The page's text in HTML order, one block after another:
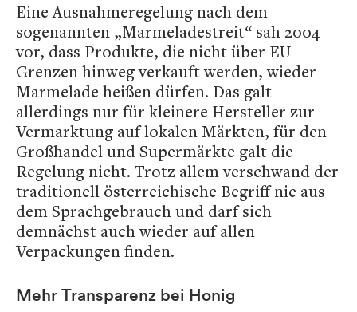
Eine Ausnahmeregelung nach dem
sogenannten „Marmeladestreit“ sah 2004
vor, dass Produkte, die nicht über EU-
Grenzen hinweg verkauft werden, wieder
Marmelade heißen dürfen. Das galt
allerdings nur für kleinere Hersteller zur
Vermarktung auf lokalen Märkten, für den
Großhandel und Supermärkte galt die
Regelung nicht. Trotz allem verschwand der
traditionell österreichische Begriff nie aus
dem Sprachgebrauch und darf sich
demnächst auch wieder auf allen
Verpackungen finden.
Mehr Transparenz bei Honig